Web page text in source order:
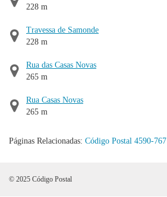
228 m
Travessa de Samonde
228 m
Rua das Casas Novas
265 m
Rua Casas Novas
265 m
Páginas Relacionadas: Código Postal 4590-767
© 2025 Código Postal